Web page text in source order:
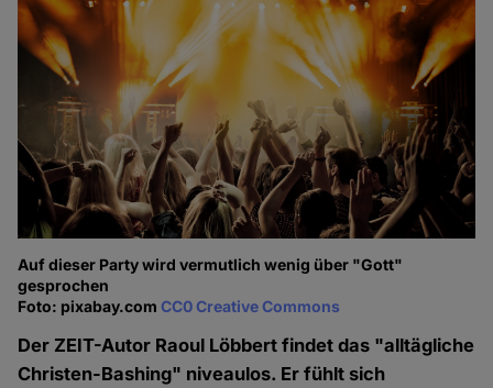
Auf dieser Party wird vermutlich wenig über "Gott"
gesprochen
Foto: pixabay.comCC0 Creative Commons
Der ZEIT-Autor Raoul Löbbert findet das "alltägliche
Christen-Bashing" niveaulos. Er fühlt sich